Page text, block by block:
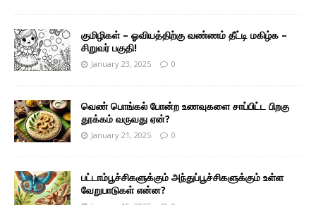
குமிழிகள் – ஓவியத்திற்கு வண்ணம் தீட்டி மகிழ்க –
சிறுவர் பகுதி!
January 23, 2025 0
வெண் பொங்கல் போன்ற உணவுகளை சாப்பிட்ட பிறகு
தூக்கம் வருவது ஏன்?
January 21, 2025 0
பட்டாம்பூச்சிகளுக்கும் அந்துப்பூச்சிகளுக்கும் உள்ள
வேறுபாடுகள் என்ன?